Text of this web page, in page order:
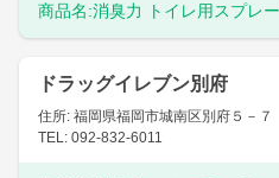
商品名:消臭力 トイレ用スプレ
ドラッグイレブン別府
住所: 福岡県福岡市城南区別府５－７
TEL: 092-832-6011